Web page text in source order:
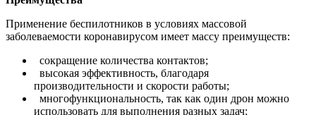
Применение беспилотников в условиях массовой
заболеваемости коронавирусом имеет массу преимуществ:
сокращение количества контактов;
высокая эффективность, благодаря
производительности и скорости работы;
многофункциональность, так как один дрон можно
использовать для выполнения разных задач;